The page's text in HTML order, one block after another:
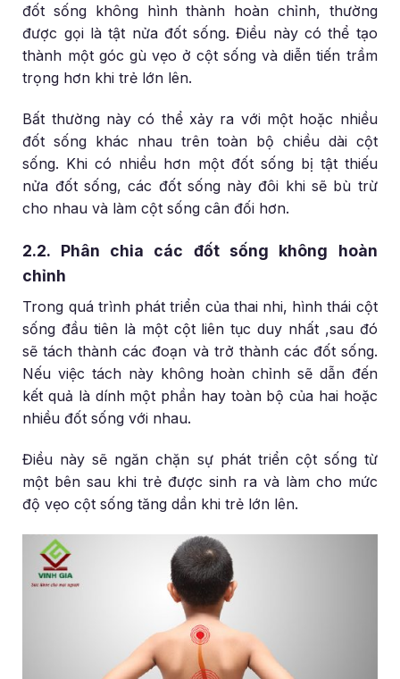
đốt sống không hình thành hoàn chỉnh, thường
được gọi là tật nửa đốt sống. Điều này có thể tạo
thành một góc gù vẹo ở cột sống và diễn tiến trầm
trọng hơn khi trẻ lớn lên.
Bất thường này có thể xảy ra với một hoặc nhiều
đốt sống khác nhau trên toàn bộ chiều dài cột
sống. Khi có nhiều hơn một đốt sống bị tật thiếu
nửa đốt sống, các đốt sống này đôi khi sẽ bù trừ
cho nhau và làm cột sống cân đối hơn.
2.2. Phân chia các đốt sống không hoàn
chỉnh
Trong quá trình phát triển của thai nhi, hình thái cột
sống đầu tiên là một cột liên tục duy nhất ,sau đó
sẽ tách thành các đoạn và trở thành các đốt sống.
Nếu việc tách này không hoàn chỉnh sẽ dẫn đến
kết quả là dính một phần hay toàn bộ của hai hoặc
nhiều đốt sống với nhau.
Điều này sẽ ngăn chặn sự phát triển cột sống từ
một bên sau khi trẻ được sinh ra và làm cho mức
độ vẹo cột sống tăng dần khi trẻ lớn lên.